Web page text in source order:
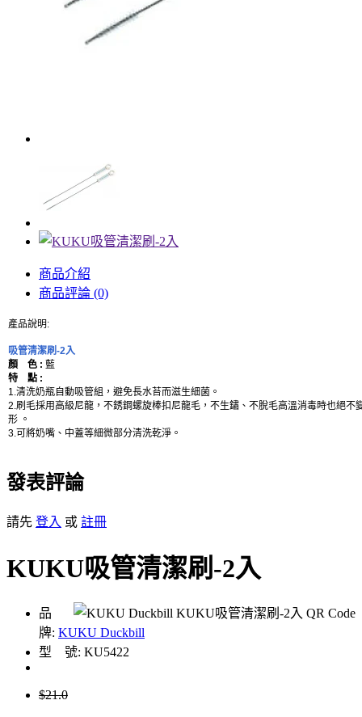
商品介紹
商品評論 (0)
產品說明:
吸管清潔刷-2入
顏 色 : 藍
特 點 :
1.清洗奶瓶自動吸管組，避免長水苔而滋生細菌。
2.刷毛採用高級尼龍，不銹鋼螺旋棒扣尼龍毛，不生鏽、不脫毛高溫消毒時也絕不
形 。
3.可將奶嘴、中蓋等細微部分清洗乾淨。
發表評論
請先 登入 或 註冊
KUKU吸管清潔刷-2入
品
牌: KUKU Duckbill
型 號: KU5422
$21.0